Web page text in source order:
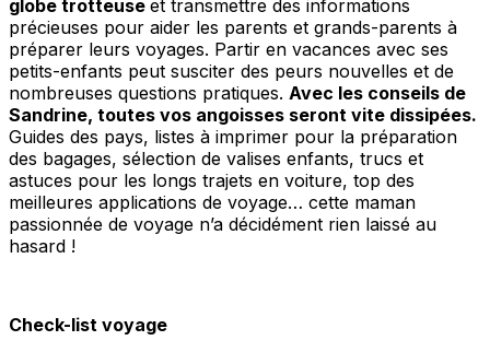
globe trotteuse et transmettre des informations
précieuses pour aider les parents et grands-parents à
préparer leurs voyages. Partir en vacances avec ses
petits-enfants peut susciter des peurs nouvelles et de
nombreuses questions pratiques. Avec les conseils de
Sandrine, toutes vos angoisses seront vite dissipées.
Guides des pays, listes à imprimer pour la préparation
des bagages, sélection de valises enfants, trucs et
astuces pour les longs trajets en voiture, top des
meilleures applications de voyage… cette maman
passionnée de voyage n’a décidément rien laissé au
hasard !
Check-list voyage